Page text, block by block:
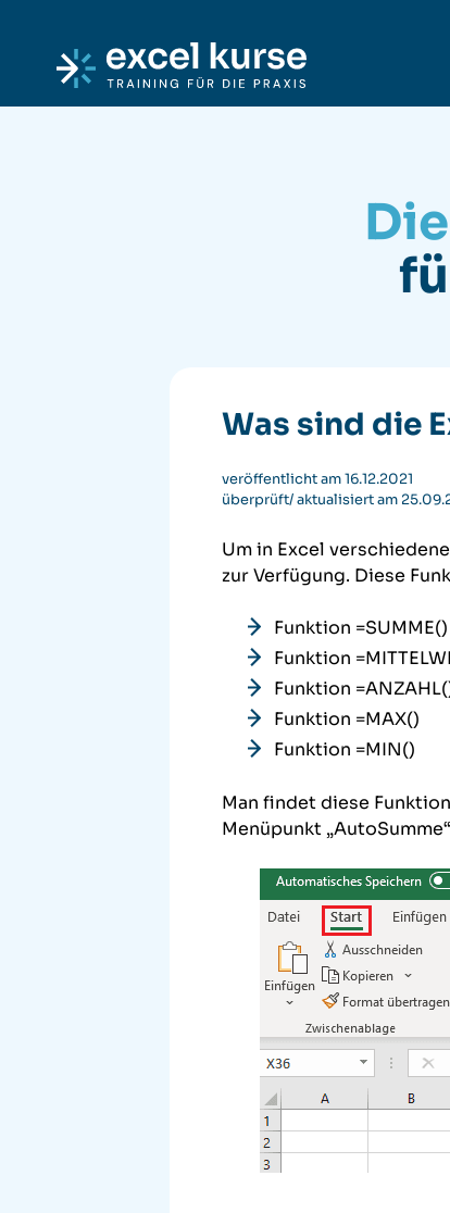
Excel-Kurse
Was sind die
veröffentlicht am 16.12.2021
überprüft/ aktualisiert am
Um in Excel
zur Verfügung. Diese
Funktion =SUMME()
Funktion
Funktion
Funktion =MAX()
Funktion =MIN()
Man findet diese
Menüpunkt